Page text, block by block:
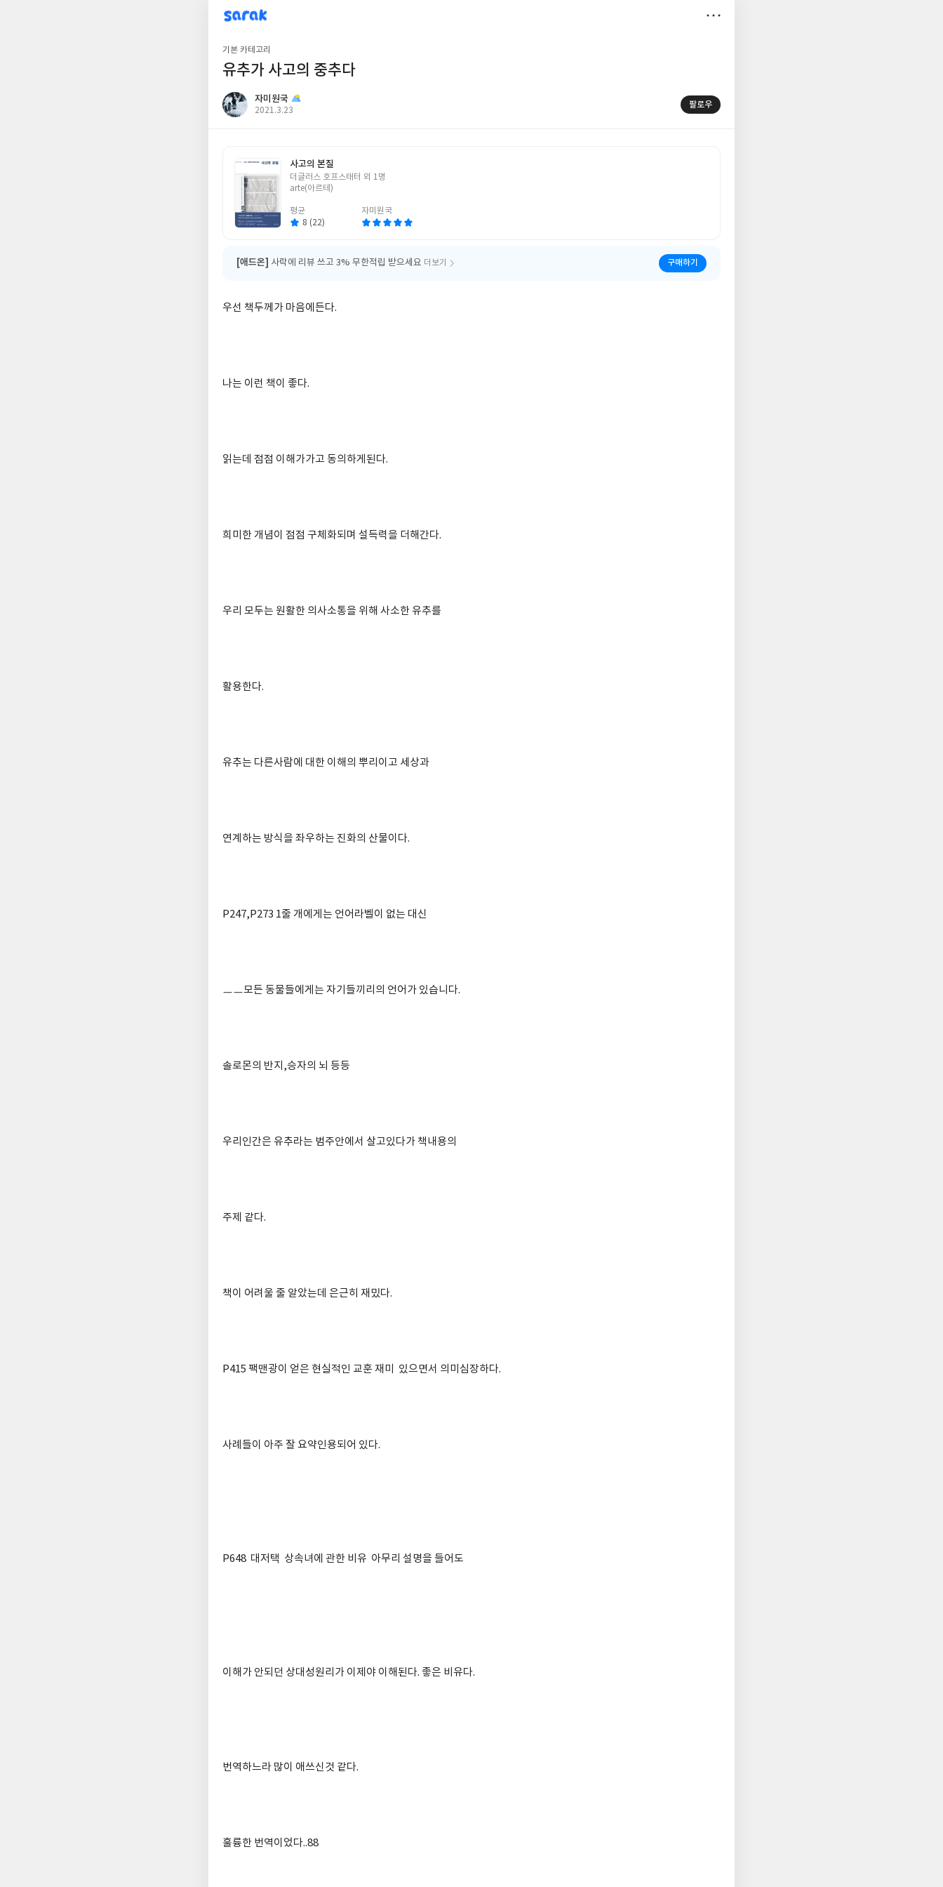
sarak
자미원국
기본 카테고리
유추가 사고의 중추다
자미원국
작
2021.3.23
팔로우
사고의 본질
글
쓴
더글러스 호프스태터 외 1명
arte(아르테)
평균
8 (22)
자미원국
[애드온] 사락에 리뷰 쓰고 3% 무한적립 받으세요 더보기 구매하기
우선 책두께가 마음에든다.
나는 이런 책이 좋다.
읽는데 점점 이해가가고 동의하게된다.
희미한 개념이 점점 구체화되며 설득력을 더해간다.
우리 모두는 원활한 의사소통을 위해 사소한 유추를
활용한다.
유추는 다른사람에 대한 이해의 뿌리이고 세상과
연계하는 방식을 좌우하는 진화의 산물이다.
P247,P273 1줄 개에게는 언어라벨이 없는 대신
ㅡㅡ모든 동물들에게는 자기들끼리의 언어가 있습니다.
솔로몬의 반지,승자의 뇌 등등
우리인간은 유추라는 범주안에서 살고있다가 책내용의
주제 같다.
책이 어려울 줄 알았는데 은근히 재밌다.
P415 팩맨광이 얻은 현실적인 교훈 재미 있으면서 의미심장하다.
사례들이 아주 잘 요약인용되어 있다.
P648 대저택 상속녀에 관한 비유 아무리 설명을 들어도
이해가 안되던 상대성원리가 이제야 이해된다. 좋은 비유다.
번역하느라 많이 애쓰신것 같다.
훌륭한 번역이었다..88